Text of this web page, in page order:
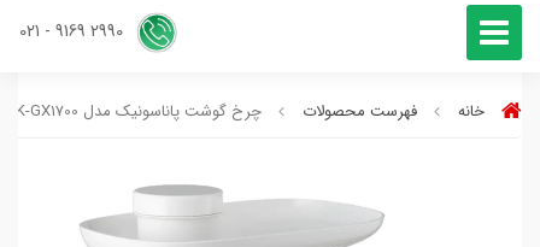
خانه فهرست محصولات چرخ گوشت پاناسونیک مدل MK-GX1700